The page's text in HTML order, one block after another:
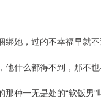
她，过的不幸福早就不
什么都得不到，那不也
种一无是处的“软饭男”